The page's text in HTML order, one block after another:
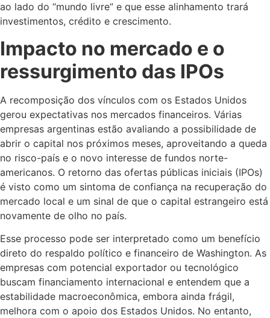
ao lado do “mundo livre” e que esse alinhamento trará
investimentos, crédito e crescimento.
Impacto no mercado e o
ressurgimento das IPOs
A recomposição dos vínculos com os Estados Unidos
gerou expectativas nos mercados financeiros. Várias
empresas argentinas estão avaliando a possibilidade de
abrir o capital nos próximos meses, aproveitando a queda
no risco-país e o novo interesse de fundos norte-
americanos. O retorno das ofertas públicas iniciais (IPOs)
é visto como um sintoma de confiança na recuperação do
mercado local e um sinal de que o capital estrangeiro está
novamente de olho no país.
Esse processo pode ser interpretado como um benefício
direto do respaldo político e financeiro de Washington. As
empresas com potencial exportador ou tecnológico
buscam financiamento internacional e entendem que a
estabilidade macroeconômica, embora ainda frágil,
melhora com o apoio dos Estados Unidos. No entanto,